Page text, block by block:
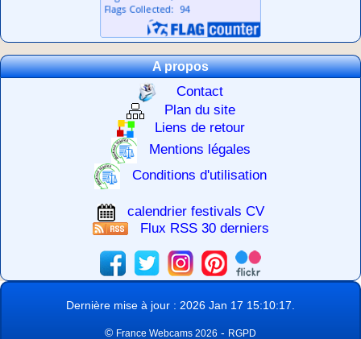
A propos
Contact
Plan du site
Liens de retour
Mentions légales
Conditions d'utilisation
calendrier festivals CV
Flux RSS 30 derniers
Dernière mise à jour : 2026 Jan 17 15:10:17.
© France Webcams 2026 - RGPD